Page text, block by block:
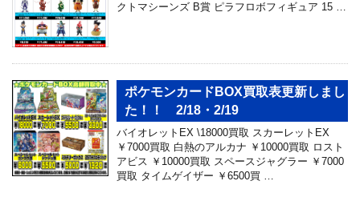
クトマシーンズ B賞 ピラフロボフィギュア 15 …
ポケモンカードBOX買取表更新しまし
た！！ 2/18・2/19
バイオレットEX \18000買取 スカーレットEX
￥7000買取 白熱のアルカナ ￥10000買取 ロスト
アビス ￥10000買取 スペースジャグラー ￥7000
買取 タイムゲイザー ￥6500買 …